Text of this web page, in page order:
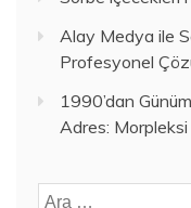
Alay Medya ile
Profesyonel
1990’dan
Adres: Morpleksi
Arama: